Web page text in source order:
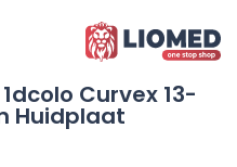
Curvex 13-
Huidplaat